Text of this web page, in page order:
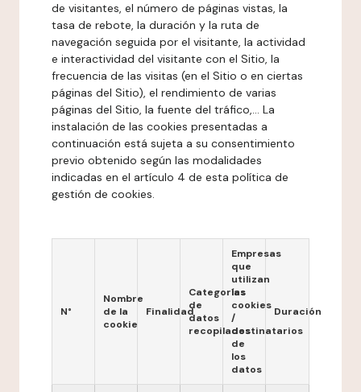
de visitantes, el número de páginas vistas, la
tasa de rebote, la duración y la ruta de
navegación seguida por el visitante, la actividad
e interactividad del visitante con el Sitio, la
frecuencia de las visitas (en el Sitio o en ciertas
páginas del Sitio), el rendimiento de varias
páginas del Sitio, la fuente del tráfico,... La
instalación de las cookies presentadas a
continuación está sujeta a su consentimiento
previo obtenido según las modalidades
indicadas en el artículo 4 de esta política de
gestión de cookies.
N°
Nombre
de la
cookie
Finalidad
Categorías
de
datos
recopilados
Empresas
que
utilizan
las
cookies
/
destinatarios
de
los
datos
Duración